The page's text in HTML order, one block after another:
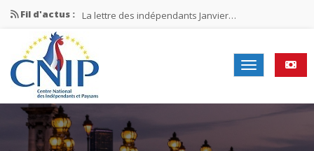
Fil d'actus : La lettre des indépendants Janvier…
La lettre des indépendants Novembre…
La lettre des indépendants Juin…
Mission nationale ÉLECTIONS MUNICIPALES 2026
La lettre des indépendants N°2-2026